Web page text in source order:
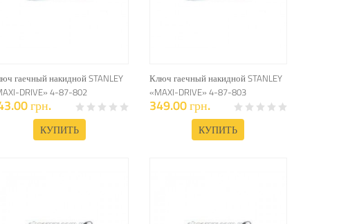
гаечный накидной STANLEY
DRIVE» 4-87-802
грн.
КУПИТЬ
Ключ гаечный накидной STANLEY
«MAXI-DRIVE» 4-87-803
349.00 грн.
КУПИТЬ